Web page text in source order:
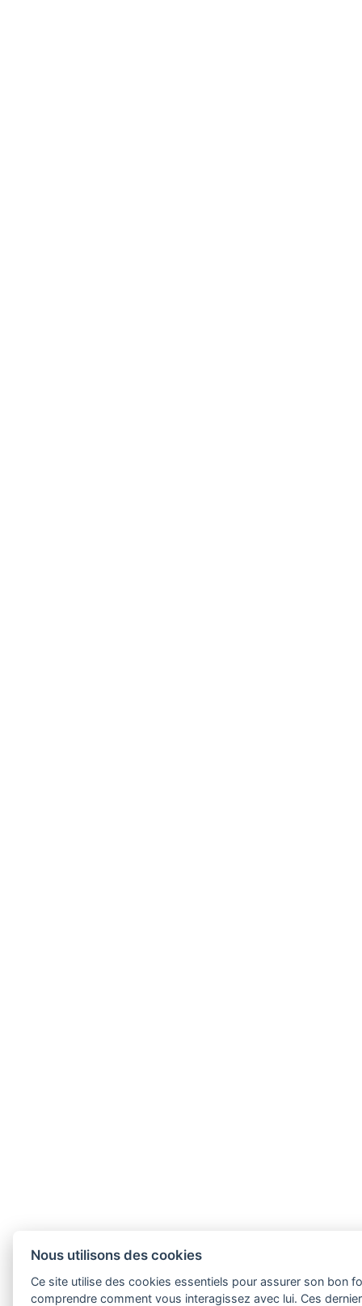
Nous utilisons des cookies
Ce site utilise des cookies essentiels pour assurer son bon
comprendre comment vous interagissez avec lui. Ces